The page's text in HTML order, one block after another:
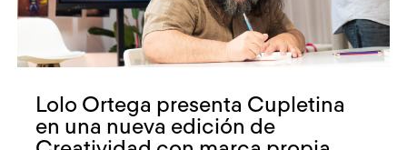
Lolo Ortega presenta Cupletina
en una nueva edición de